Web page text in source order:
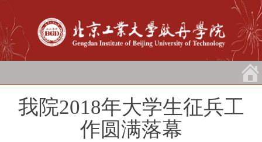
我院2018年大学生征兵工
作圆满落幕